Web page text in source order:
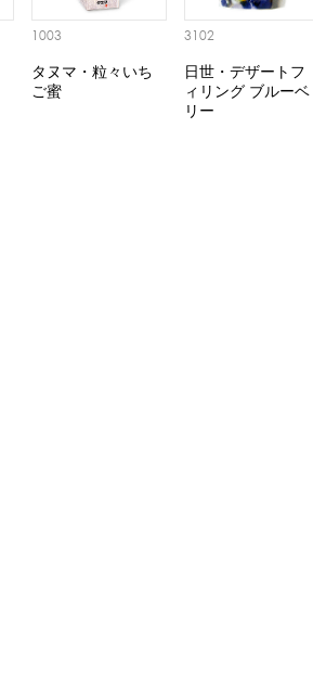
1003
タヌマ・粒々いち
ご蜜
3102
日世・デザートフ
ィリング ブルーベ
リー